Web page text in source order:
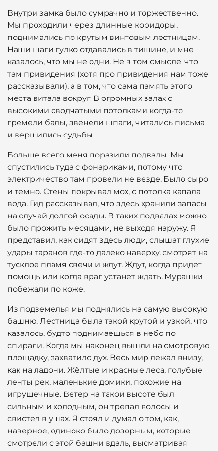
Внутри замка было сумрачно и торжественно.
Мы проходили через длинные коридоры,
поднимались по крутым винтовым лестницам.
Наши шаги гулко отдавались в тишине, и мне
казалось, что мы не одни. Не в том смысле, что
там привидения (хотя про привидения нам тоже
рассказывали), а в том, что сама память этого
места витала вокруг. В огромных залах с
высокими сводчатыми потолками когда-то
гремели балы, звенели шпаги, читались письма
и вершились судьбы.
Больше всего меня поразили подвалы. Мы
спустились туда с фонариками, потому что
электричество там провели не везде. Было сыро
и темно. Стены покрывал мох, с потолка капала
вода. Гид рассказывал, что здесь хранили запасы
на случай долгой осады. В таких подвалах можно
было прожить месяцами, не выходя наружу. Я
представил, как сидят здесь люди, слышат глухие
удары таранов где-то далеко наверху, смотрят на
тусклое пламя свечи и ждут. Ждут, когда придет
помощь или когда враг устанет ждать. Мурашки
побежали по коже.
Из подземелья мы поднялись на самую высокую
башню. Лестница была такой крутой и узкой, что
казалось, будто поднимаешься в небо по
спирали. Когда мы наконец вышли на смотровую
площадку, захватило дух. Весь мир лежал внизу,
как на ладони. Жёлтые и красные леса, голубые
ленты рек, маленькие домики, похожие на
игрушечные. Ветер на такой высоте был
сильным и холодным, он трепал волосы и
свистел в ушах. Я стоял и думал о том, как,
наверное, одиноко было дозорным, которые
смотрели с этой башни вдаль, высматривая